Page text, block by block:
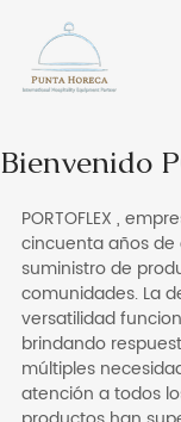
Bienvenido
PORTOFLEX ,
cincuenta años
suministro de
comunidades. La
versatilidad
brindando
múltiples
atención a todos